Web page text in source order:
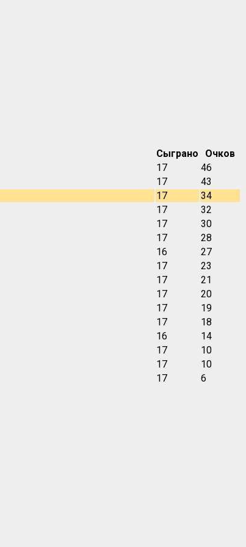
Сыграно
Очков
17
46
17
43
17
34
17
32
17
30
17
28
16
27
17
23
17
21
17
20
17
19
17
18
16
14
17
10
17
10
17 6